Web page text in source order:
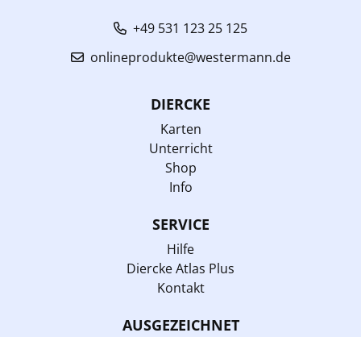
+49 531 123 25 125
onlineprodukte@westermann.de
DIERCKE
Karten
Unterricht
Shop
Info
SERVICE
Hilfe
Diercke Atlas Plus
Kontakt
AUSGEZEICHNET